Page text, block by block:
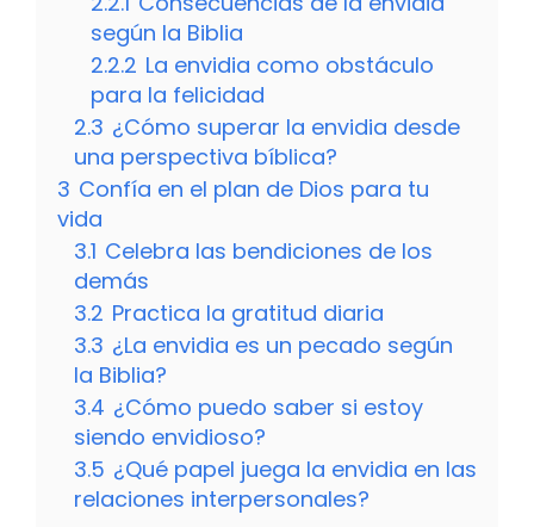
según la Biblia
2.2.2 La envidia como obstáculo
para la felicidad
2.3 ¿Cómo superar la envidia desde
una perspectiva bíblica?
3 Confía en el plan de Dios para tu
vida
3.1 Celebra las bendiciones de los
demás
3.2 Practica la gratitud diaria
3.3 ¿La envidia es un pecado según
la Biblia?
3.4 ¿Cómo puedo saber si estoy
siendo envidioso?
3.5 ¿Qué papel juega la envidia en las
relaciones interpersonales?